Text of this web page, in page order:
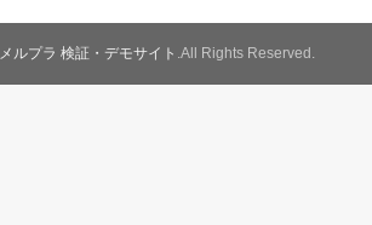
メルプラ 検証・デモサイト .All Rights Reserved.